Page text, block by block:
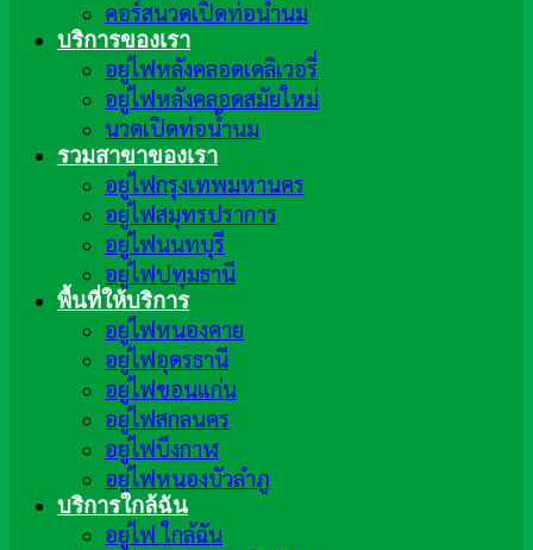
คอร์สนวดเปิดท่อน้ำนม
บริการของเรา
อยู่ไฟหลังคลอดเดลิเวอรี่
อยู่ไฟหลังคลอดสมัยใหม่
นวดเปิดท่อน้ำนม
รวมสาขาของเรา
อยู่ไฟกรุงเทพมหานคร
อยู่ไฟสมุทรปราการ
อยู่ไฟนนทบุรี
อยู่ไฟปทุมธานี
พื้นที่ให้บริการ
อยู่ไฟหนองคาย
อยู่ไฟอุดรธานี
อยู่ไฟขอนแก่น
อยู่ไฟสกลนคร
อยู่ไฟบึงกาฬ
อยู่ไฟหนองบัวลำภู
บริการใกล้ฉัน
อยู่ไฟ ใกล้ฉัน